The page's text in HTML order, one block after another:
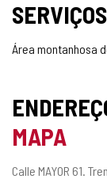
SERVIÇOS
Área montanhosa
MAPA
Endereço
Calle MAYOR 61.